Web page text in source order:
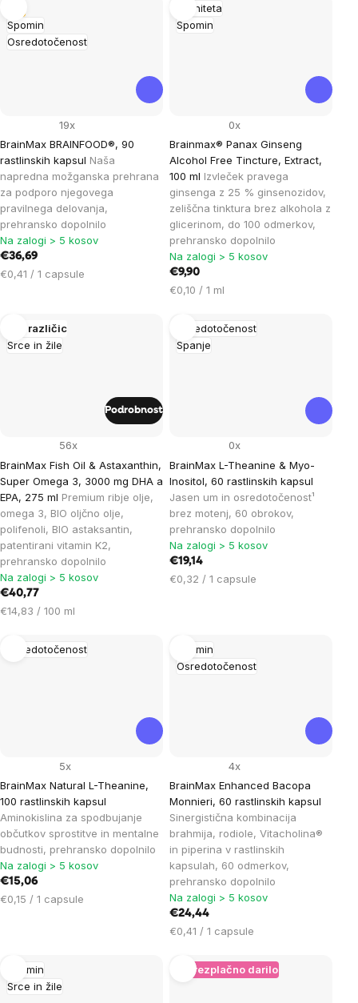
Spomin
Osredotočenost
BrainMax BRAINFOOD®, 90
rastlinskih kapsul Naša
napredna možganska prehrana
za podporo njegovega
pravilnega delovanja,
prehransko dopolnilo
19x
Na zalogi > 5 kosov
€36,69
Cena
€0,41 / 1 capsule
Imuniteta
Spomin
Brainmax® Panax Ginseng
Alcohol Free Tincture, Extract,
100 ml Izvleček pravega
ginsenga z 25 % ginsenozidov,
zeliščna tinktura brez alkohola z
glicerinom, do 100 odmerkov,
prehransko dopolnilo
0x
Na zalogi > 5 kosov
€9,90
Cena
enoto:
€0,10 / 1 ml
Srce in žile
Več različic
BrainMax Fish Oil & Astaxanthin,
Super Omega 3, 3000 mg DHA a
EPA, 275 ml Premium ribje olje,
omega 3, BIO oljčno olje,
polifenoli, BIO astaksantin,
patentirani vitamin K2,
prehransko dopolnilo
56x
Na zalogi > 5 kosov
€40,77
Cena
enoto:
€14,83 / 100 ml
Podrobnost
Osredotočenost
Spanje
BrainMax L-Theanine & Myo-
Inositol, 60 rastlinskih kapsul
Jasen um in osredotočenost¹
brez motenj, 60 obrokov,
prehransko dopolnilo
0x
Na zalogi > 5 kosov
€19,14
Cena
€0,32 / 1 capsule
Osredotočenost
BrainMax Natural L-Theanine,
100 rastlinskih kapsul
Aminokislina za spodbujanje
občutkov sprostitve in mentalne
budnosti, prehransko dopolnilo
5x
Na zalogi > 5 kosov
€15,06
Cena
€0,15 / 1 capsule
Spomin
Osredotočenost
BrainMax Enhanced Bacopa
Monnieri, 60 rastlinskih kapsul
Sinergistična kombinacija
brahmija, rodiole, Vitacholina®
in piperina v rastlinskih
kapsulah, 60 odmerkov,
prehransko dopolnilo
4x
Na zalogi > 5 kosov
€24,44
Cena
enoto:
€0,41 / 1 capsule
Spomin
Srce in žile
+ Brezplačno darilo